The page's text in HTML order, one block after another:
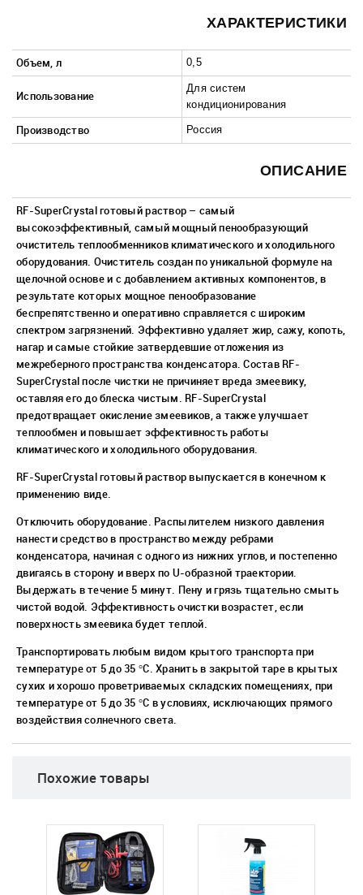
Телевизоры, аудио, видео, радары
Товары для дома и сада
ХАРАКТЕРИСТИКИ
Объем, л 0,5
Использование
Для систем
кондиционирования
Производство Россия
ОПИСАНИЕ
RF-SuperCrystal готовый раствор – самый
высокоэффективный, самый мощный пенообразующий
очиститель теплообменников климатического и холодильного
оборудования. Очиститель создан по уникальной формуле на
щелочной основе и с добавлением активных компонентов, в
результате которых мощное пенообразование
беспрепятственно и оперативно справляется с широким
спектром загрязнений. Эффективно удаляет жир, сажу, копоть,
нагар и самые стойкие затвердевшие отложения из
межреберного пространства конденсатора. Состав RF-
SuperCrystal после чистки не причиняет вреда змеевику,
оставляя его до блеска чистым. RF-SuperCrystal
предотвращает окисление змеевиков, а также улучшает
теплообмен и повышает эффективность работы
климатического и холодильного оборудования.
RF-SuperCrystal готовый раствор выпускается в конечном к
применению виде.
Отключить оборудование. Распылителем низкого давления
нанести средство в пространство между ребрами
конденсатора, начиная с одного из нижних углов, и постепенно
двигаясь в сторону и вверх по U-образной траектории.
Выдержать в течение 5 минут. Пену и грязь тщательно смыть
чистой водой. Эффективность очистки возрастет, если
поверхность змеевика будет теплой.
Транспортировать любым видом крытого транспорта при
температуре от 5 до 35 °С. Хранить в закрытой таре в крытых
сухих и хорошо проветриваемых складских помещениях, при
температуре от 5 до 35 °С в условиях, исключающих прямого
воздействия солнечного света.
Похожие товары